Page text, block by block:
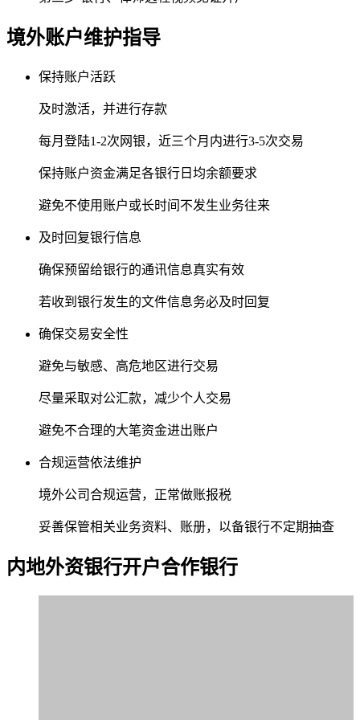
境外账户维护指导
保持账户活跃
及时激活，并进行存款
每月登陆1-2次网银，近三个月内进行3-5次交易
保持账户资金满足各银行日均余额要求
避免不使用账户或长时间不发生业务往来
及时回复银行信息
确保预留给银行的通讯信息真实有效
若收到银行发生的文件信息务必及时回复
确保交易安全性
避免与敏感、高危地区进行交易
尽量采取对公汇款，减少个人交易
避免不合理的大笔资金进出账户
合规运营依法维护
境外公司合规运营，正常做账报税
妥善保管相关业务资料、账册，以备银行不定期抽查
内地外资银行开户合作银行